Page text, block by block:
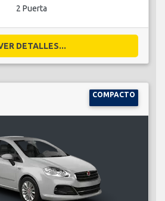
2 Puerta
DETALLES...
COMPACTO